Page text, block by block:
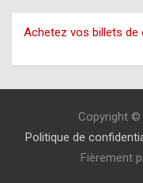
Achetez vos billets de
Copyright ©
Politique de
Fièrement